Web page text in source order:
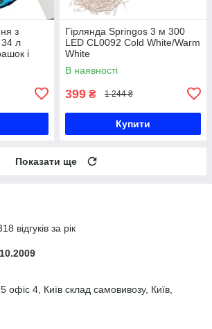
з
л
і
Гірлянда Springos 3 м 300
LED CL0092 Cold White/Warm
White
В наявності
399 ₴ 1 244 ₴
Купити
Показати ще
відгуків за рік
офіс 4, Київ склад самовивозу, Київ,